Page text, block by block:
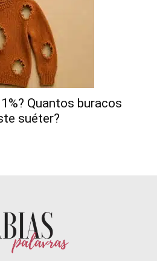
Quantos buracos
suéter?